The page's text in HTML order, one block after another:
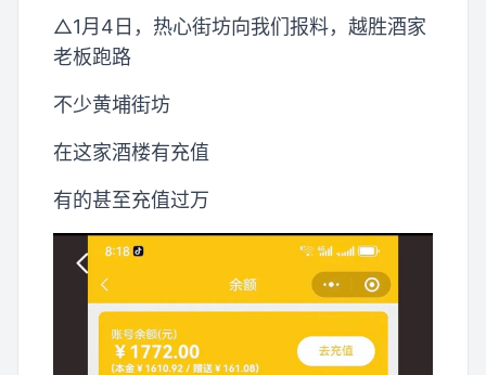
△1月4日，热心街坊向我们报料，越胜酒家
老板跑路
不少黄埔街坊
在这家酒楼有充值
有的甚至充值过万